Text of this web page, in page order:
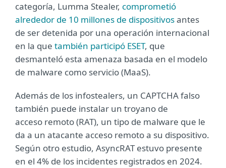
categoría, Lumma Stealer, comprometió
alrededor de 10 millones de dispositivosantes
de ser detenida por una operación internacional
en la que también participó ESET, que
desmanteló esta amenaza basada en el modelo
de malware como servicio (MaaS).
Además de los infostealers, un CAPTCHA falso
también puede instalar un troyano de
acceso remoto (RAT), un tipo de malware que le
da a un atacante acceso remoto a su dispositivo.
Según otro estudio, AsyncRAT estuvo presente
en el 4% de los incidentes registrados en 2024.